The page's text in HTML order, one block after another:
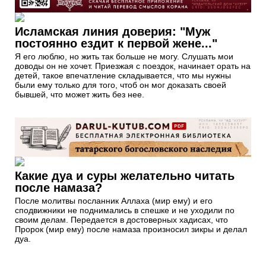
Исламская линия доверия: "Муж
постоянно ездит к первой жене..."
Я его люблю, но жить так больше не могу. Слушать мои
доводы он не хочет. Приезжая с поездок, начинает орать на
детей, такое впечатление складывается, что мы нужны
были ему только для того, чтоб он мог доказать своей
бывшей, что может жить без нее.
Какие дуа и суры желательно читать
после намаза?
После молитвы посланник Аллаха (мир ему) и его
сподвижники не поднимались в спешке и не уходили по
своим делам. Передается в достоверных хадисах, что
Пророк (мир ему) после намаза произносил зикры и делал
дуа.